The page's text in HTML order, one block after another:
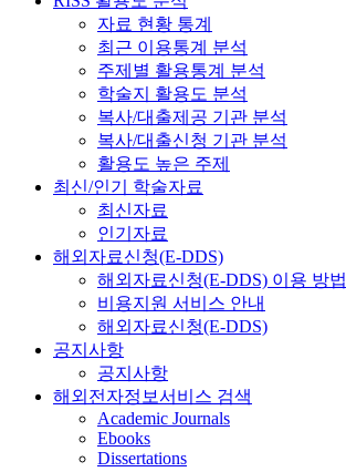
자료 현황 통계
최근 이용통계 분석
주제별 활용통계 분석
학술지 활용도 분석
복사/대출제공 기관 분석
복사/대출신청 기관 분석
활용도 높은 주제
최신/인기 학술자료
최신자료
인기자료
해외자료신청(E-DDS)
해외자료신청(E-DDS) 이용 방법
비용지원 서비스 안내
해외자료신청(E-DDS)
공지사항
공지사항
해외전자정보서비스 검색
Academic Journals
Ebooks
Dissertations